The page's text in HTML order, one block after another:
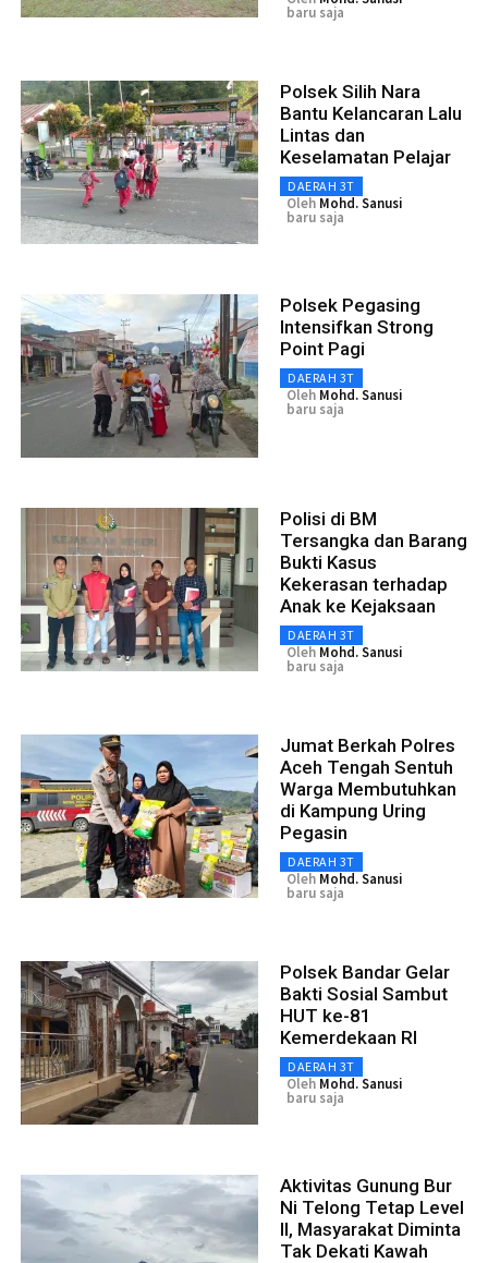
baru saja
Polsek Silih Nara
Bantu Kelancaran Lalu
Lintas dan
Keselamatan Pelajar
DAERAH 3T
Oleh Mohd. Sanusi
baru saja
Polsek Pegasing
Intensifkan Strong
Point Pagi
DAERAH 3T
Oleh Mohd. Sanusi
baru saja
Polisi di BM
Tersangka dan Barang
Bukti Kasus
Kekerasan terhadap
Anak ke Kejaksaan
DAERAH 3T
Oleh Mohd. Sanusi
baru saja
Jumat Berkah Polres
Aceh Tengah Sentuh
Warga Membutuhkan
di Kampung Uring
Pegasin
DAERAH 3T
Oleh Mohd. Sanusi
baru saja
Polsek Bandar Gelar
Bakti Sosial Sambut
HUT ke-81
Kemerdekaan RI
DAERAH 3T
Oleh Mohd. Sanusi
baru saja
Aktivitas Gunung Bur
Ni Telong Tetap Level
II, Masyarakat Diminta
Tak Dekati Kawah